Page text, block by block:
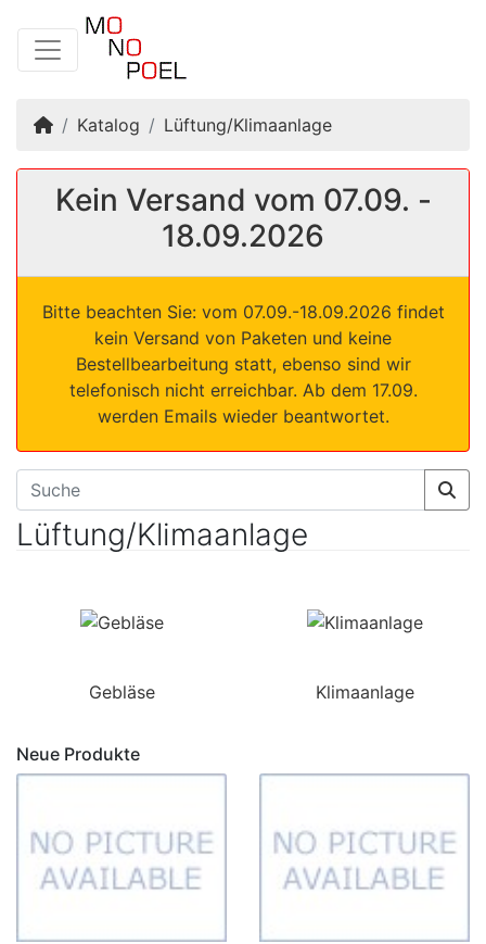
Startseite
Katalog Lüftung/Klimaanlage
Kein Versand vom 07.09. -
18.09.2026
Bitte beachten Sie: vom 07.09.-18.09.2026 findet
kein Versand von Paketen und keine
Bestellbearbeitung statt, ebenso sind wir
telefonisch nicht erreichbar. Ab dem 17.09.
werden Emails wieder beantwortet.
Lüftung/Klimaanlage
Gebläse Klimaanlage
Neue Produkte